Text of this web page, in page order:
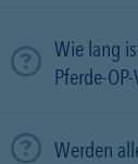
Wie lang
Pferde-
Werden